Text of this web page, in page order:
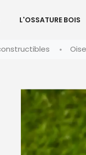
L'OSSATURE BOIS